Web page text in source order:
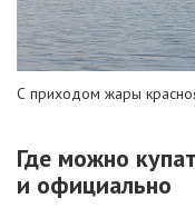
С приходом жары
Где можно
и официально